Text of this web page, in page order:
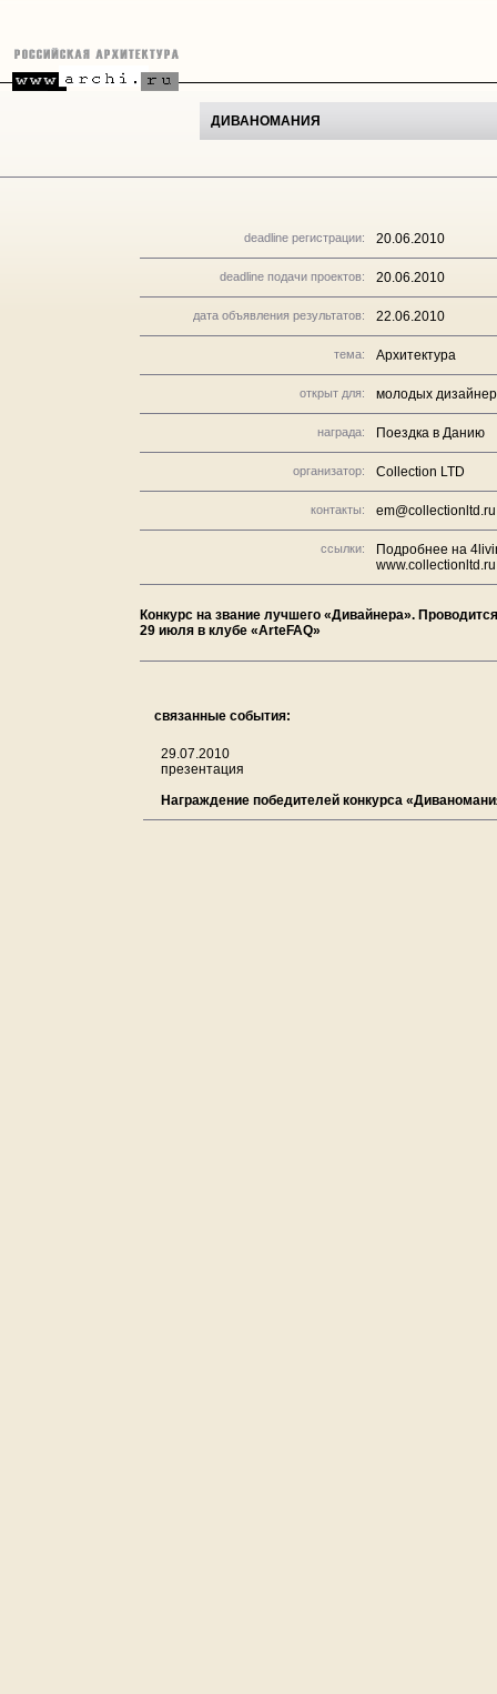
ДИВАНОМАНИЯ
deadline регистрации: 20.06.2010
deadline подачи проектов: 20.06.2010
дата объявления результатов: 22.06.2010
тема: Архитектура
открыт для: молодых
награда: Поездка в Данию
организатор: Collection LTD
контакты: em@collectionltd.ru
ссылки:
Подробнее на
www.collectionltd.ru
Конкурс на звание лучшего «Дивайнера».
29 июля в клубе «ArteFAQ»
связанные события:
29.07.2010
презентация
Награждение победителей конкурса